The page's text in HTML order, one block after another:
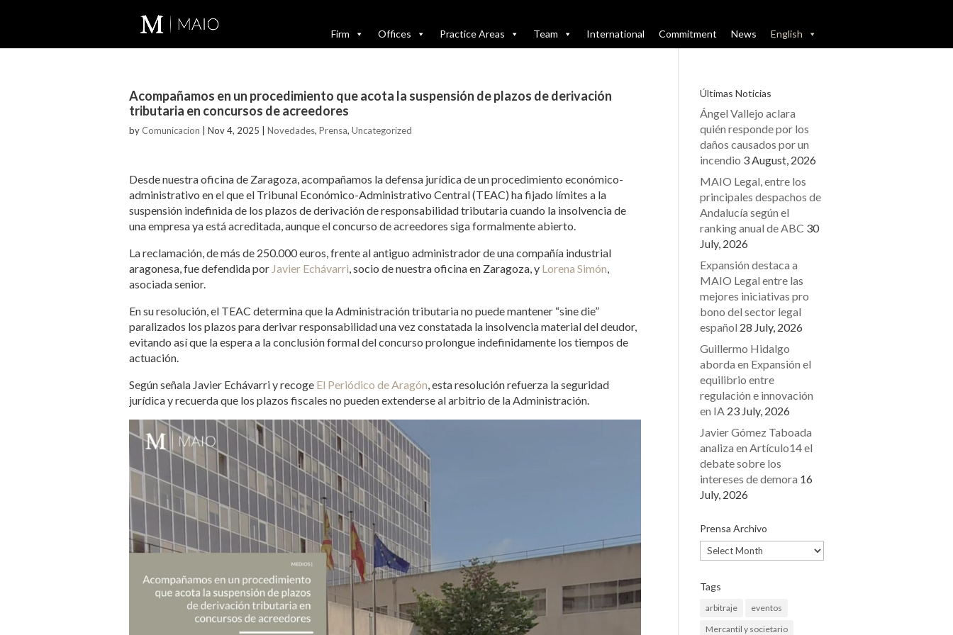
Firm Offices Practice Areas Team International Commitment News English
Acompañamos en un procedimiento que acota la suspensión de plazos de derivación
tributaria en concursos de acreedores
byComunicacion Nov 4, 2025 Novedades, Prensa, Uncategorized
Desde nuestra oficina de Zaragoza, acompañamos la defensa jurídica de un procedimiento económico-
administrativo en el que el Tribunal Económico-Administrativo Central (TEAC) ha fijado límites a la
suspensión indefinida de los plazos de derivación de responsabilidad tributaria cuando la insolvencia de
una empresa ya está acreditada, aunque el concurso de acreedores siga formalmente abierto.
La reclamación, de más de 250.000 euros, frente al antiguo administrador de una compañía industrial
aragonesa, fue defendida por Javier Echávarri, socio de nuestra oficina en Zaragoza, y Lorena Simón,
asociada senior.
En su resolución, el TEAC determina que la Administración tributaria no puede mantener “sine die”
paralizados los plazos para derivar responsabilidad una vez constatada la insolvencia material del deudor,
evitando así que la espera a la conclusión formal del concurso prolongue indefinidamente los tiempos de
actuación.
Según señala Javier Echávarri y recoge El Periódico de Aragón, esta resolución refuerza la seguridad
jurídica y recuerda que los plazos fiscales no pueden extenderse al arbitrio de la Administración.
Últimas Noticias
Ángel Vallejo aclara
quién responde por los
daños causados por un
incendio 3 August, 2026
MAIO Legal, entre los
principales despachos de
Andalucía según el
ranking anual de ABC 30
July, 2026
Expansión destaca a
MAIO Legal entre las
mejores iniciativas pro
bono del sector legal
español 28 July, 2026
Guillermo Hidalgo
aborda en Expansión el
equilibrio entre
regulación e innovación
en IA 23 July, 2026
Javier Gómez Taboada
analiza en Artículo14 el
debate sobre los
intereses de demora 16
July, 2026
Prensa Archivo
Prensa
Archivo
Tags
arbitraje
eventos
Mercantil y societario